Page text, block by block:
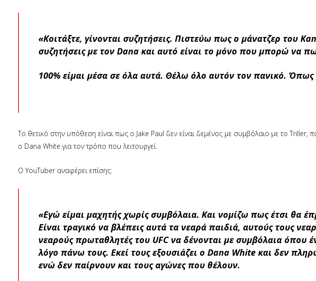
«Κοιτάξτε, γίνονται συζητήσεις. Πιστεύω πως ο μάνατζερ του
συζητήσεις με τον Dana και αυτό είναι το μόνο που μπορώ να
100% είμαι μέσα σε όλα αυτά. Θέλω όλο αυτόν τον πανικό. Όπως
Το θετικό στην υπόθεση είναι πως ο Jake Paul δεν είναι δεμένος με συμβόλαιο με το
ο Dana White για τον τρόπο που λειτουργεί.
Ο YouTuber αναφέρει επίσης:
«Εγώ είμαι μαχητής χωρίς συμβόλαια. Και νομίζω πως έτσι θα
Είναι τραγικό να βλέπεις αυτά τα νεαρά παιδιά, αυτούς τους
νεαρούς πρωταθλητές του UFC να δένονται με συμβόλαια όπου
λόγο πάνω τους. Εκεί τους εξουσιάζει ο Dana White και δεν
ενώ δεν παίρνουν και τους αγώνες που θέλουν.